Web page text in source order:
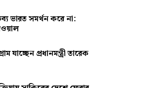
ভারত সমর্থন করে না:
যাচ্ছেন প্রধানমন্ত্রী তারেক